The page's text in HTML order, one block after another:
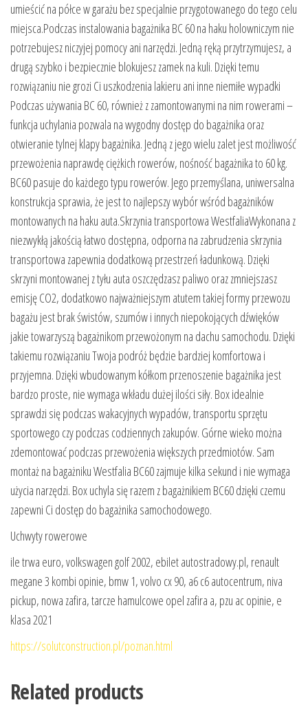
umieścić na półce w garażu bez specjalnie przygotowanego do tego celu
miejsca.Podczas instalowania bagażnika BC 60 na haku holowniczym nie
potrzebujesz niczyjej pomocy ani narzędzi. Jedną ręką przytrzymujesz, a
drugą szybko i bezpiecznie blokujesz zamek na kuli. Dzięki temu
rozwiązaniu nie grozi Ci uszkodzenia lakieru ani inne niemiłe wypadki
Podczas używania BC 60, również z zamontowanymi na nim rowerami –
funkcja uchylania pozwala na wygodny dostęp do bagażnika oraz
otwieranie tylnej klapy bagażnika. Jedną z jego wielu zalet jest możliwość
przewożenia naprawdę ciężkich rowerów, nośność bagażnika to 60 kg.
BC60 pasuje do każdego typu rowerów. Jego przemyślana, uniwersalna
konstrukcja sprawia, że jest to najlepszy wybór wśród bagażników
montowanych na haku auta.Skrzynia transportowa WestfaliaWykonana z
niezwykłą jakością łatwo dostępna, odporna na zabrudzenia skrzynia
transportowa zapewnia dodatkową przestrzeń ładunkową. Dzięki
skrzyni montowanej z tyłu auta oszczędzasz paliwo oraz zmniejszasz
emisję CO2, dodatkowo najważniejszym atutem takiej formy przewozu
bagażu jest brak świstów, szumów i innych niepokojących dźwięków
jakie towarzyszą bagażnikom przewożonym na dachu samochodu. Dzięki
takiemu rozwiązaniu Twoja podróż będzie bardziej komfortowa i
przyjemna. Dzięki wbudowanym kółkom przenoszenie bagażnika jest
bardzo proste, nie wymaga wkładu dużej ilości siły. Box idealnie
sprawdzi się podczas wakacyjnych wypadów, transportu sprzętu
sportowego czy podczas codziennych zakupów. Górne wieko można
zdemontować podczas przewożenia większych przedmiotów. Sam
montaż na bagażniku Westfalia BC60 zajmuje kilka sekund i nie wymaga
użycia narzędzi. Box uchyla się razem z bagażnikiem BC60 dzięki czemu
zapewni Ci dostęp do bagażnika samochodowego.
Uchwyty rowerowe
ile trwa euro, volkswagen golf 2002, ebilet autostradowy.pl, renault
megane 3 kombi opinie, bmw 1, volvo cx 90, a6 c6 autocentrum, niva
pickup, nowa zafira, tarcze hamulcowe opel zafira a, pzu ac opinie, e
klasa 2021
https://solutconstruction.pl/poznan.html
Related products